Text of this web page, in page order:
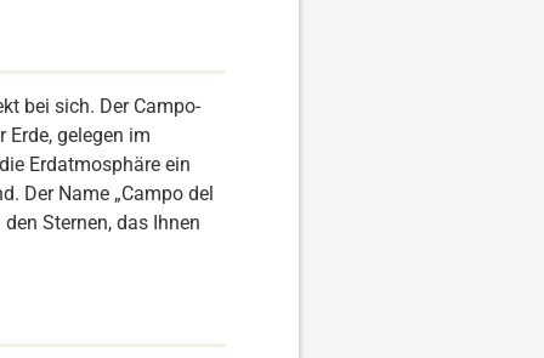
bei sich. Der Campo-
gelegen im
Erdatmosphäre ein
Der Name „Campo del
Sternen, das Ihnen